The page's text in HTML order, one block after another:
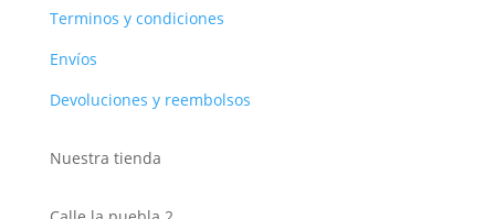
Terminos y condiciones
Envíos
Devoluciones y reembolsos
Nuestra tienda